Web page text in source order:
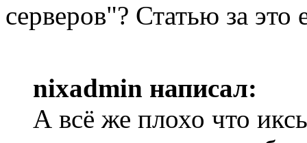
серверов"? Статью за
nixadmin написал:
А всё же плохо что